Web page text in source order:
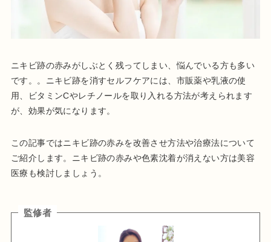
ニキビ跡の赤みがしぶとく残ってしまい、悩んでいる方も多い
です。。ニキビ跡を消すセルフケアには、市販薬や乳液の使
用、ビタミンCやレチノールを取り入れる方法が考えられます
が、効果が気になります。
この記事ではニキビ跡の赤みを改善させ方法や治療法について
ご紹介します。ニキビ跡の赤みや色素沈着が消えない方は美容
医療も検討しましょう。
監修者